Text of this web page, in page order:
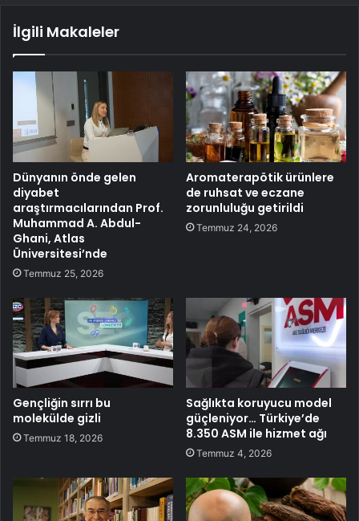
İlgili Makaleler
Dünyanın önde gelen
diyabet
araştırmacılarından Prof.
Muhammad A. Abdul-
Ghani, Atlas
Üniversitesi’nde
Temmuz 25, 2026
Aromaterapötik ürünlere
de ruhsat ve eczane
zorunluluğu getirildi
Temmuz 24, 2026
Gençliğin sırrı bu
molekülde gizli
Temmuz 18, 2026
Sağlıkta koruyucu model
güçleniyor… Türkiye’de
8.350 ASM ile hizmet ağı
Temmuz 4, 2026